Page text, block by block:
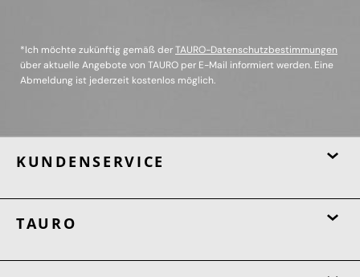
*Ich möchte zukünftig gemäß derTAURO-Datenschutzbestimmungen
über aktuelle Angebote von TAURO per E-Mail informiert werden. Eine
Abmeldung ist jederzeit kostenlos möglich.
KUNDENSERVICE
TAURO